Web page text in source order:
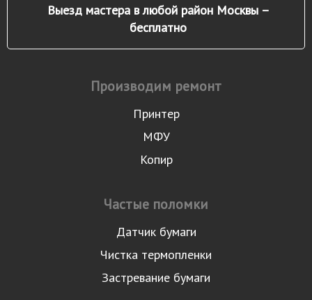
Выезд мастера в любой район Москвы –
бесплатно
Производим ремонт
Принтер
МФУ
Копир
Частые поломки
Датчик бумаги
Чистка термопленки
Застревание бумаги